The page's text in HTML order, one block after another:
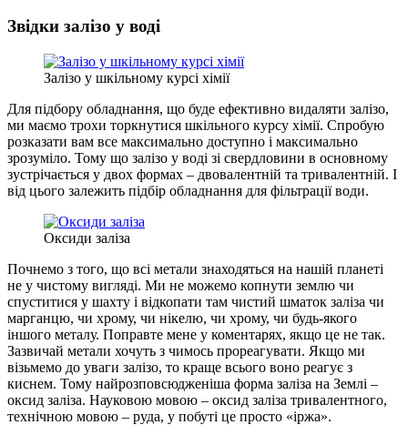
Звідки залізо у воді
Залізо у шкільному курсі хімії
Для підбору обладнання, що буде ефективно видаляти залізо,
ми маємо трохи торкнутися шкільного курсу хімії. Спробую
розказати вам все максимально доступно і максимально
зрозуміло. Тому що залізо у воді зі свердловини в основному
зустрічається у двох формах – двовалентній та тривалентній. І
від цього залежить підбір обладнання для фільтрації води.
Оксиди заліза
Почнемо з того, що всі метали знаходяться на нашій планеті
не у чистому вигляді. Ми не можемо копнути землю чи
спуститися у шахту і відкопати там чистий шматок заліза чи
марганцю, чи хрому, чи нікелю, чи хрому, чи будь-якого
іншого металу. Поправте мене у коментарях, якщо це не так.
Зазвичай метали хочуть з чимось прореагувати. Якщо ми
візьмемо до уваги залізо, то краще всього воно реагує з
киснем. Тому найрозповсюдженіша форма заліза на Землі –
оксид заліза. Науковою мовою – оксид заліза тривалентного,
технічною мовою – руда, у побуті це просто «іржа».